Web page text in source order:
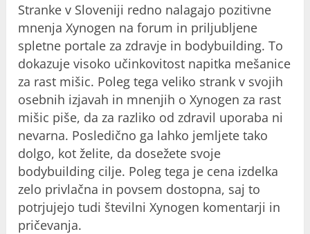
Stranke v Sloveniji redno nalagajo pozitivne
mnenja Xynogen na forum in priljubljene
spletne portale za zdravje in bodybuilding. To
dokazuje visoko učinkovitost napitka mešanice
za rast mišic. Poleg tega veliko strank v svojih
osebnih izjavah in mnenjih o Xynogen za rast
mišic piše, da za razliko od zdravil uporaba ni
nevarna. Posledično ga lahko jemljete tako
dolgo, kot želite, da dosežete svoje
bodybuilding cilje. Poleg tega je cena izdelka
zelo privlačna in povsem dostopna, saj to
potrjujejo tudi številni Xynogen komentarji in
pričevanja.